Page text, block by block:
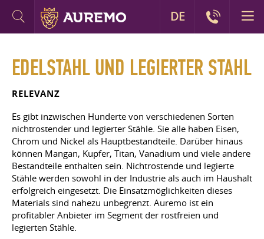
EDELSTAHL UND LEGIERTER STAHL
RELEVANZ
Es gibt inzwischen Hunderte von verschiedenen Sorten
nichtrostender und legierter Stähle. Sie alle haben Eisen,
Chrom und Nickel als Hauptbestandteile. Darüber hinaus
können Mangan, Kupfer, Titan, Vanadium und viele andere
Bestandteile enthalten sein. Nichtrostende und legierte
Stähle werden sowohl in der Industrie als auch im Haushalt
erfolgreich eingesetzt. Die Einsatzmöglichkeiten dieses
Materials sind nahezu unbegrenzt. Auremo ist ein
profitabler Anbieter im Segment der rostfreien und
legierten Stähle.
DE